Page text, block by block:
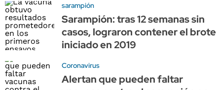
sarampión
Sarampión: tras 12 semanas sin
casos, lograron contener el brote
iniciado en 2019
Coronavirus
Alertan que pueden faltar